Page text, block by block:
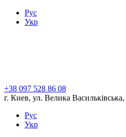
Рус
Укр
+38 097 528 86 08
г. Киев, ул. Велика
Рус
Укр